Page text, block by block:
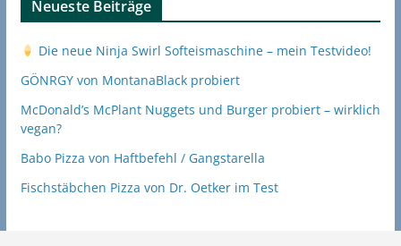
Neueste Beiträge
Die neue Ninja Swirl Softeismaschine – mein Testvideo!
GÖNRGY von MontanaBlack probiert
McDonald’s McPlant Nuggets und Burger probiert – wirklich
vegan?
Babo Pizza von Haftbefehl / Gangstarella
Fischstäbchen Pizza von Dr. Oetker im Test